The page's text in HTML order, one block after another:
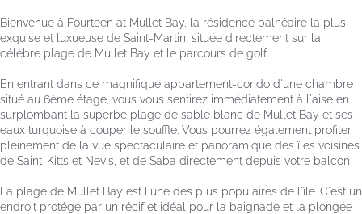
Bienvenue à Fourteen at Mullet Bay, la résidence balnéaire la plus
exquise et luxueuse de Saint-Martin, située directement sur la
célèbre plage de Mullet Bay et le parcours de golf.
En entrant dans ce magnifique appartement-condo d'une chambre
situé au 6ème étage, vous vous sentirez immédiatement à l'aise en
surplombant la superbe plage de sable blanc de Mullet Bay et ses
eaux turquoise à couper le souffle. Vous pourrez également profiter
pleinement de la vue spectaculaire et panoramique des îles voisines
de Saint-Kitts et Nevis, et de Saba directement depuis votre balcon.
La plage de Mullet Bay est l'une des plus populaires de l'île. C'est un
endroit protégé par un récif et idéal pour la baignade et la plongée